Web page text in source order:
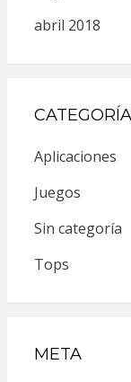
abril 2018
Aplicaciones
Juegos
Sin categoría
Tops
META